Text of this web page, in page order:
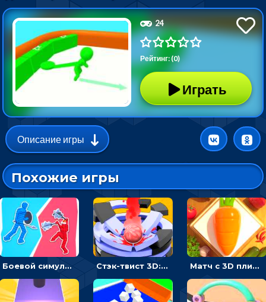
24
Рейтинг: (0)
Играть
Описание игры
Похожие игры
Боевой симулятор 3D: повтори позу рыцаря и победи врага Стэк-твист 3D: тапай по шарику, чтобы разбивать платформы Матч с 3D плитками: раскладывать одинаковые предметы в окошки по три в ряд